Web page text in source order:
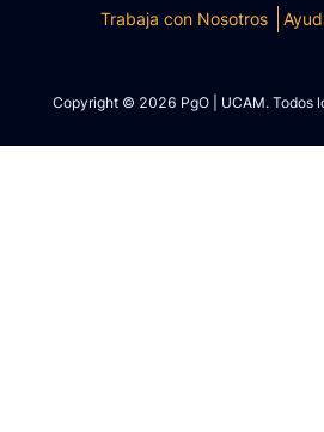
Trabaja con Nosotros
Copyright © 2026 PgO | UCAM. Todos